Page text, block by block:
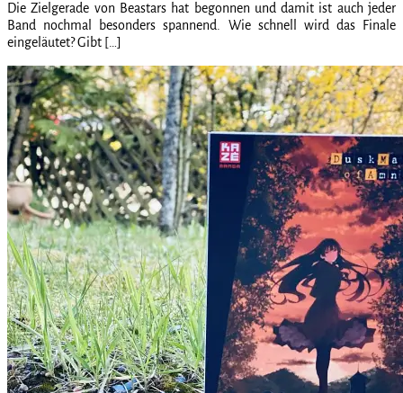
Die Zielgerade von Beastars hat begonnen und damit ist auch jeder
Band nochmal besonders spannend. Wie schnell wird das Finale
eingeläutet? Gibt […]